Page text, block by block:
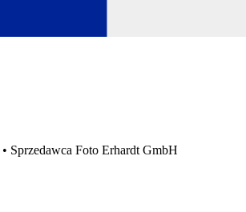
• Sprzedawca Foto Erhardt GmbH